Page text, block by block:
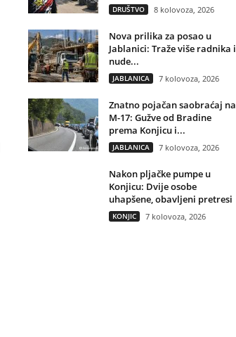
DRUŠTVO 8 kolovoza, 2026
Nova prilika za posao u
Jablanici: Traže više radnika i
nude...
JABLANICA 7 kolovoza, 2026
Znatno pojačan saobraćaj na
M-17: Gužve od Bradine
prema Konjicu i...
JABLANICA 7 kolovoza, 2026
Nakon pljačke pumpe u
Konjicu: Dvije osobe
uhapšene, obavljeni pretresi
KONJIC 7 kolovoza, 2026